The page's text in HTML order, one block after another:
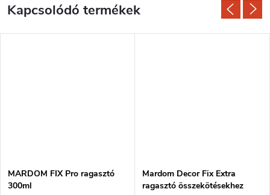
Kapcsolódó termékek
MARDOM FIX Pro ragasztó
300ml
Mardom Decor Fix Extra
ragasztó összekötésekhez